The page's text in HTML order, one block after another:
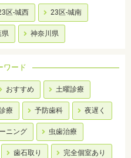
区-城西 23区-城南
県 神奈川県
ワード
おすすめ 土曜診療
療 予防歯科 夜遅く
ニング 虫歯治療
歯石取り 完全個室あり